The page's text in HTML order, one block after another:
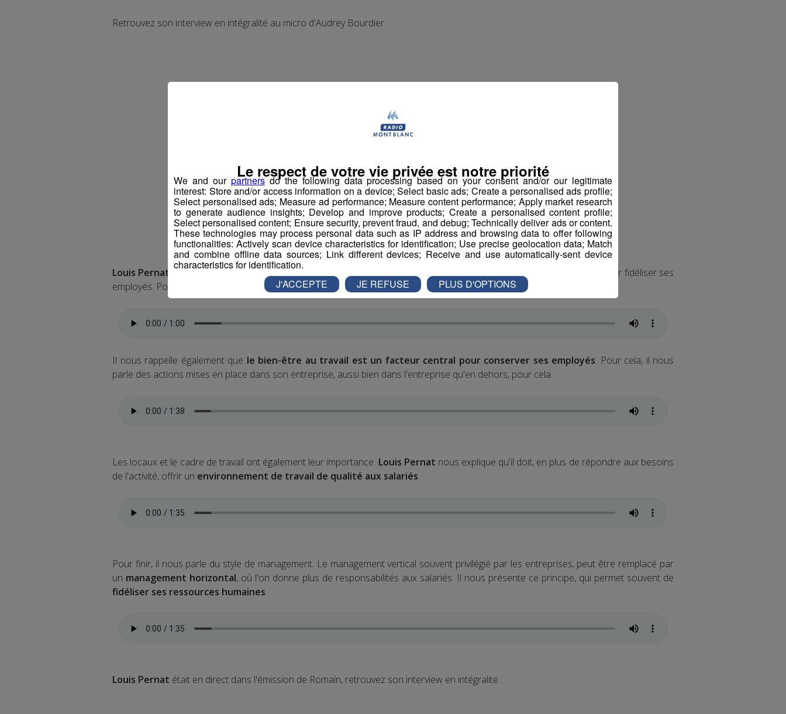
Retrouvez son interview en intégralité au micro d'Audrey Bourdier :
Louis Pernat est le dirigeant de Bouverat Pernat, à Marnaz
. Il était notre invité pour nous donner quelques clés pour fidéliser ses
employés. Pour commencer, il nous explique en quoi
l'innovation participe à cette fidélisation
Il nous rappelle également que le bien-être au travail est un facteur central pour conserver ses employés. Pour cela, il nous
parle des actions mises en place dans son entreprise, aussi bien dans l'entreprise qu'en dehors, pour cela.
Les locaux et le cadre de travail ont également leur importance. Louis Pernat nous explique qu'il doit, en plus de répondre aux besoins
de l'activité, offrir un environnement de travail de qualité aux salariés.
Pour finir, il nous parle du style de management. Le management vertical souvent privilégié par les entreprises, peut être remplacé par
un management horizontal, où l'on donne plus de responsabilités aux salariés. Il nous présente ce principe, qui permet souvent de
fidéliser ses ressources humaines.
Louis Pernat était en direct dans l'émission de Romain, retrouvez son interview en intégralité :
We and our partnersdo the following data processing based on your consent and/or our legitimate
interest: Store and/or access information on a device; Select basic ads; Create a personalised ads profile;
Select personalised ads; Measure ad performance; Measure content performance; Apply market research
to generate audience insights; Develop and improve products; Create a personalised content profile;
Select personalised content; Ensure security, prevent fraud, and debug; Technically deliver ads or content.
These technologies may process personal data such as IP address and browsing data to offer following
functionalities: Actively scan device characteristics for identification; Use precise geolocation data; Match
and combine offline data sources; Link different devices; Receive and use automatically-sent device
characteristics for identification.
Le respect de votre vie privée est notre priorité
J'ACCEPTE JE REFUSE PLUS D'OPTIONS